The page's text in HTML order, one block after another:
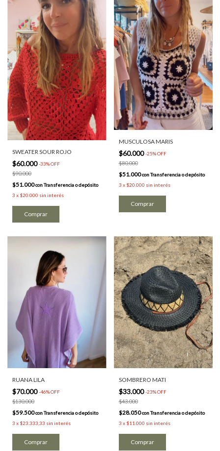
SWEATER SOUR ROJO
$60.000-33%OFF
$90.000
$51.000conTransferencia o depósito
3 x $20.000 sin interés
MUSCULOSA MARIS
$60.000-25%OFF
$80.000
$51.000conTransferencia o depósito
3 x $20.000 sin interés
RUANA LILA
$70.000-46%OFF
$130.000
$59.500conTransferencia o depósito
3 x $23.333,33 sin interés
SOMBRERO MATI
$33.000-23%OFF
$43.000
$28.050conTransferencia o depósito
3 x $11.000 sin interés